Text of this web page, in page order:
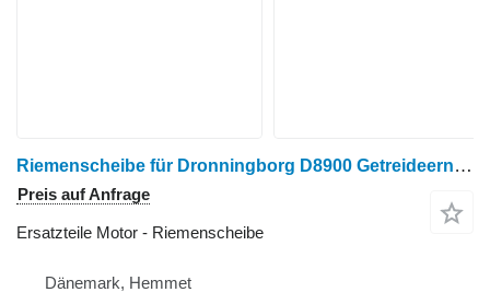
Riemenscheibe für Dronningborg D8900 Getreideernter
Preis auf Anfrage
Ersatzteile Motor - Riemenscheibe
Dänemark, Hemmet